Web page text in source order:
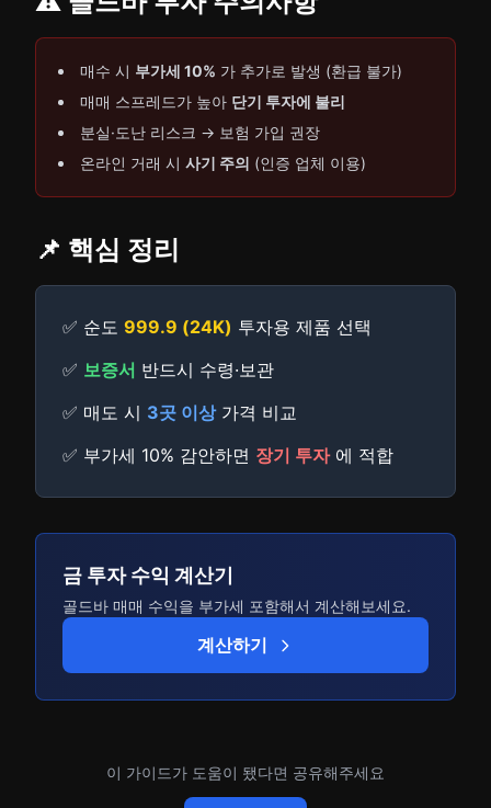
매수 시 부가세 10% 가 추가로 발생 (환급 불가)
매매 스프레드가 높아 단기 투자에 불리
분실·도난 리스크 → 보험 가입 권장
온라인 거래 시 사기 주의 (인증 업체 이용)
📌 핵심 정리
✅ 순도 999.9 (24K) 투자용 제품 선택
✅ 보증서 반드시 수령·보관
✅ 매도 시 3곳 이상가격 비교
✅ 부가세 10% 감안하면 장기 투자에 적합
금 투자 수익 계산기
골드바 매매 수익을 부가세 포함해서 계산해보세요.
계산하기
이 가이드가 도움이 됐다면 공유해주세요